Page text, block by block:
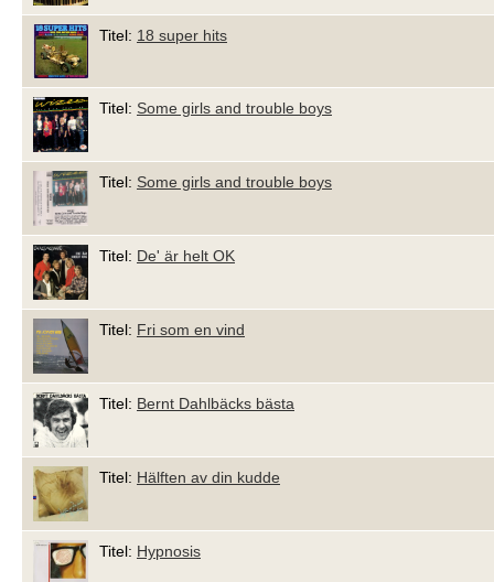
Titel: 18 super hits
Titel: Some girls and trouble boys
Titel: Some girls and trouble boys
Titel: De' är helt OK
Titel: Fri som en vind
Titel: Bernt Dahlbäcks bästa
Titel: Hälften av din kudde
Titel: Hypnosis